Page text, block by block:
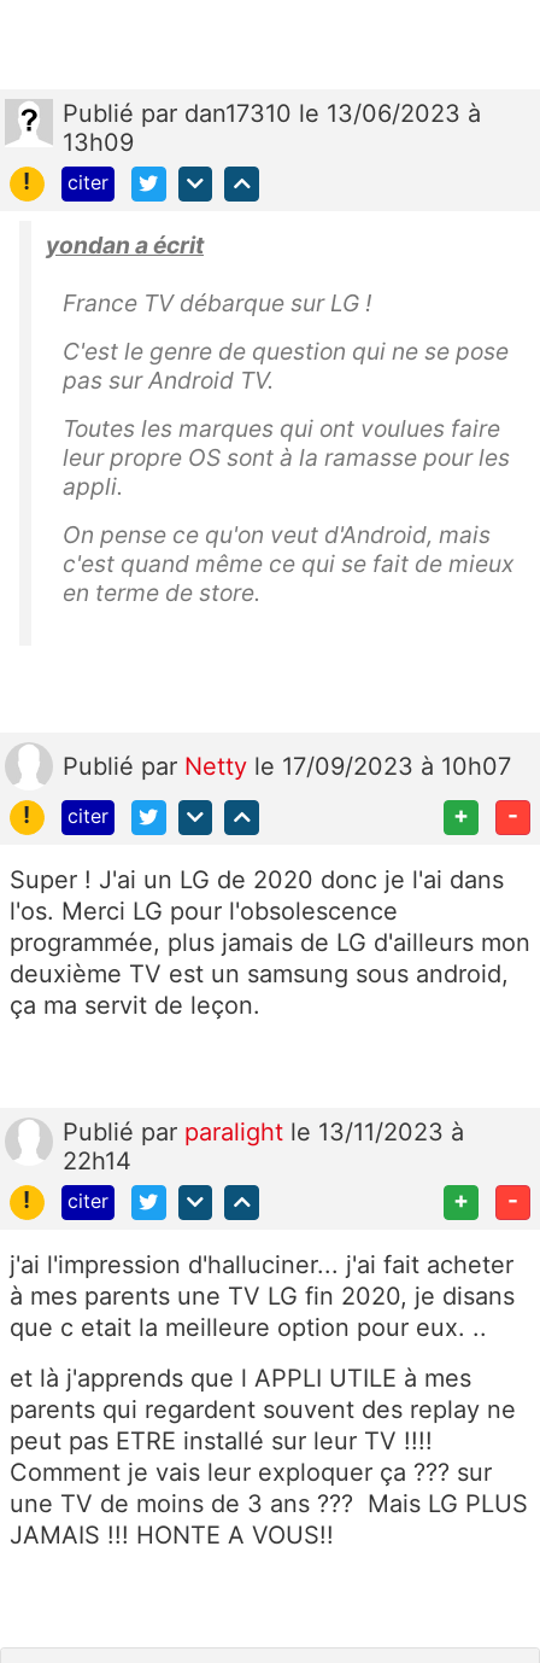
Publié par dan17310 le 13/06/2023 à
13h09
!
citer
yondan a écrit
France TV débarque sur LG !
C'est le genre de question qui ne se pose
pas sur Android TV.
Toutes les marques qui ont voulues faire
leur propre OS sont à la ramasse pour les
appli.
On pense ce qu'on veut d'Android, mais
c'est quand même ce qui se fait de mieux
en terme de store.
Publié par Netty le 17/09/2023 à 10h07
!
citer + -
Super ! J'ai un LG de 2020 donc je l'ai dans
l'os. Merci LG pour l'obsolescence
programmée, plus jamais de LG d'ailleurs mon
deuxième TV est un samsung sous android,
ça ma servit de leçon.
Publié par paralight le 13/11/2023 à
22h14
!
citer + -
j'ai l'impression d'halluciner... j'ai fait acheter
à mes parents une TV LG fin 2020, je disans
que c etait la meilleure option pour eux. ..
et là j'apprends que l APPLI UTILE à mes
parents qui regardent souvent des replay ne
peut pas ETRE installé sur leur TV !!!!
Comment je vais leur exploquer ça ??? sur
une TV de moins de 3 ans ??? Mais LG PLUS
JAMAIS !!! HONTE A VOUS!!